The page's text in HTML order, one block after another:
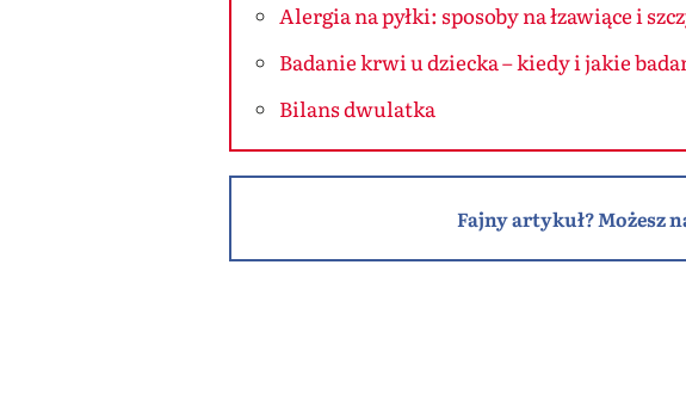
Alergia na pyłki: sposoby na łzawiące i
Badanie krwi u dziecka – kiedy i jakie
Bilans dwulatka
Fajny artykuł? Możesz